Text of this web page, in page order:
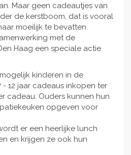
Maar geen cadeautjes van
de kerstboom, dat is vooral
moeilijk te bevatten.
met de
Haag een speciale actie
kinderen in de
12 jaar cadeaus inkopen ter
cadeau. Ouders kunnen hun
opgeven voor
er een heerlijke lunch
en krijgen ze ook hun